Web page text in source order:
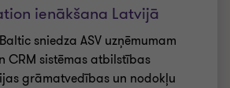
ienākšana Latvijā
sniedza ASV uzņēmumam
CRM sistēmas atbilstības
grāmatvedības un nodokļu